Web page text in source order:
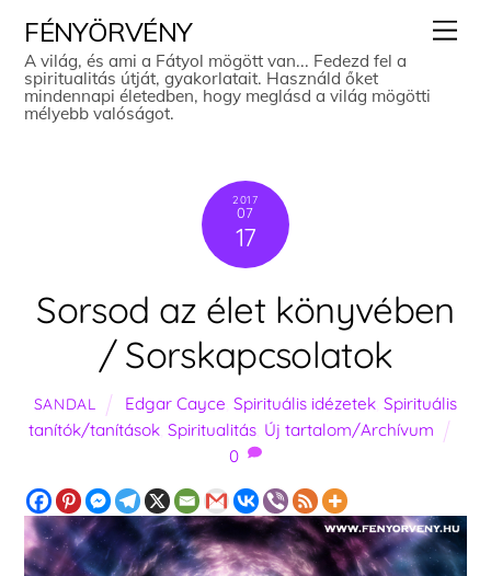
content
FÉNYÖRVÉNY
A világ, és ami a Fátyol mögött van... Fedezd fel a
spiritualitás útját, gyakorlatait. Használd őket
mindennapi életedben, hogy meglásd a világ mögötti
mélyebb valóságot.
2017
07
17
Sorsod az élet könyvében
/ Sorskapcsolatok
SANDAL Edgar Cayce ,Spirituális idézetek ,Spirituális
tanítók/tanítások, Spiritualitás, Új tartalom/Archívum
0